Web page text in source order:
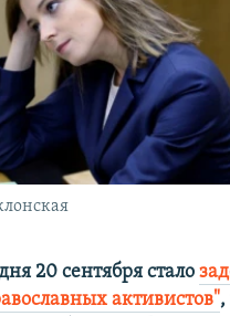
БЕЗ ВЕСТИ
НЕ СУДЯТ?
ПРОБЛЕМА КРЫМА
20 сентября стало
активистов",